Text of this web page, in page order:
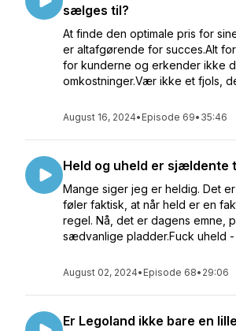
sælges til?
At finde den optimale pris for
er altafgørende for succes.Alt
for kunderne og erkender ikke
omkostninger.Vær ikke et fjols,
August 16, 2024• Episode 69• 35:46
Held og uheld er
Mange siger jeg er heldig. Det
føler faktisk, at når held er en
regel. Nå, det er dagens emne,
sædvanlige pladder.Fuck uheld
August 02, 2024• Episode 68• 29:06
Er Legoland ikke bare en